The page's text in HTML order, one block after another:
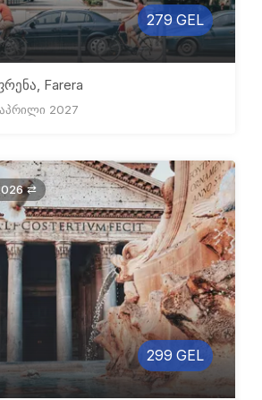
279 GEL
Farera
2027
⇄
299 GEL